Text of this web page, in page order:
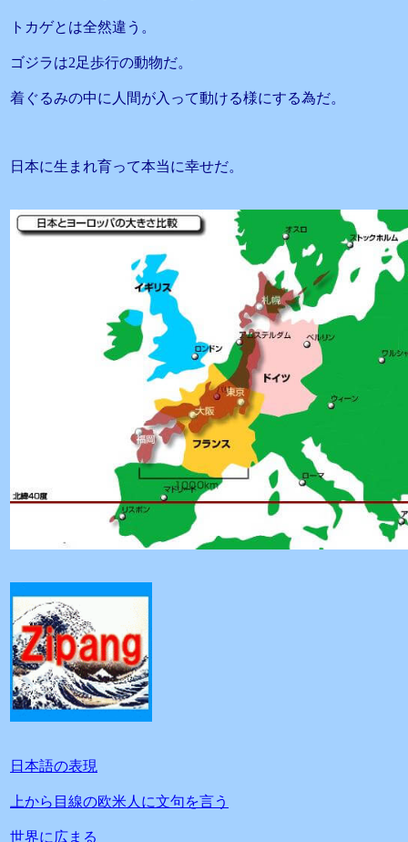
トカゲとは全然違う。
ゴジラは2足歩行の動物だ。
着ぐるみの中に人間が入って動ける様にする為だ。
日本に生まれ育って本当に幸せだ。
日本語の表現
上から目線の欧米人に文句を言う
世界に広まる